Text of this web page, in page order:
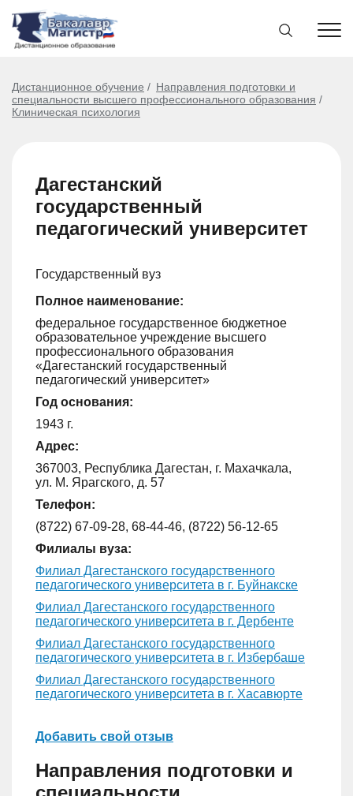
Дистанционное обучение
Направления подготовки и
специальности высшего профессионального образования
Клиническая психология
Дагестанский
государственный
педагогический университет
Государственный вуз
Полное наименование:
федеральное государственное бюджетное
образовательное учреждение высшего
профессионального образования
«Дагестанский государственный
педагогический университет»
Год основания:
1943 г.
Адрес:
367003, Республика Дагестан, г. Махачкала,
ул. М. Ярагского, д. 57
Телефон:
(8722) 67-09-28, 68-44-46, (8722) 56-12-65
Филиалы вуза:
Филиал Дагестанского государственного
педагогического университета в г. Буйнакске
Филиал Дагестанского государственного
педагогического университета в г. Дербенте
Филиал Дагестанского государственного
педагогического университета в г. Избербаше
Филиал Дагестанского государственного
педагогического университета в г. Хасавюрте
Добавить свой отзыв
Направления подготовки и